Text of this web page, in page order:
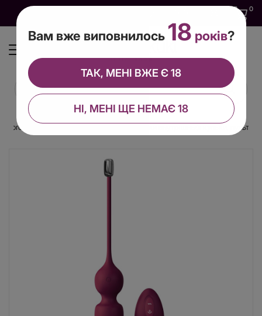
0
Dorcel LOVE BALLS PLUM, вібрації та рухи внутрішньої кульки, пульт ДК
Вам вже виповнилось 18 років?
НІ, МЕНІ ЩЕ НЕМАЄ 18
ТАК, МЕНІ ВЖЕ Є 18